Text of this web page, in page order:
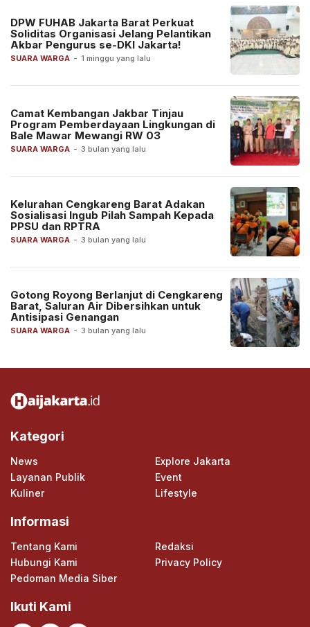
SUARA WARGA - 1 minggu yang lalu
DPW FUHAB Jakarta Barat Perkuat
Soliditas Organisasi Jelang Pelantikan
Akbar Pengurus se-DKI Jakarta!
SUARA WARGA - 3 bulan yang lalu
Camat Kembangan Jakbar Tinjau
Program Pemberdayaan Lingkungan di
Bale Mawar Mewangi RW 03
SUARA WARGA - 3 bulan yang lalu
Kelurahan Cengkareng Barat Adakan
Sosialisasi Ingub Pilah Sampah Kepada
PPSU dan RPTRA
SUARA WARGA - 3 bulan yang lalu
Gotong Royong Berlanjut di Cengkareng
Barat, Saluran Air Dibersihkan untuk
Antisipasi Genangan
Kategori
News
Explore Jakarta
Layanan Publik
Event
Kuliner
Lifestyle
Informasi
Tentang Kami
Redaksi
Hubungi Kami
Privacy Policy
Pedoman Media Siber
Ikuti Kami